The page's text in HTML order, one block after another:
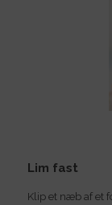
Lim fast
Klip et næb af et